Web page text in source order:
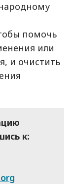
помочь
или
и очистить
к: